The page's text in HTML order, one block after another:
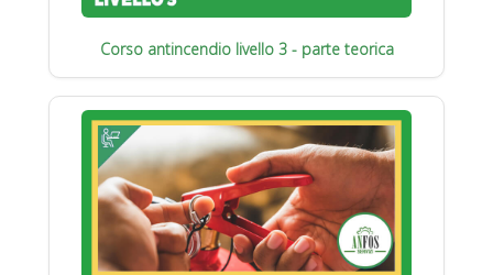
Corso antincendio livello 3 - parte teorica